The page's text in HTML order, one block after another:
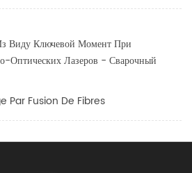
Виду Ключевой Момент При
Оптических Лазеров - Сварочный
Par Fusion De Fibres